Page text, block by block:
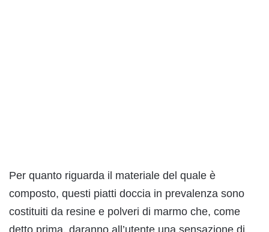
Per quanto riguarda il materiale del quale è
composto, questi piatti doccia in prevalenza sono
costituiti da resine e polveri di marmo che, come